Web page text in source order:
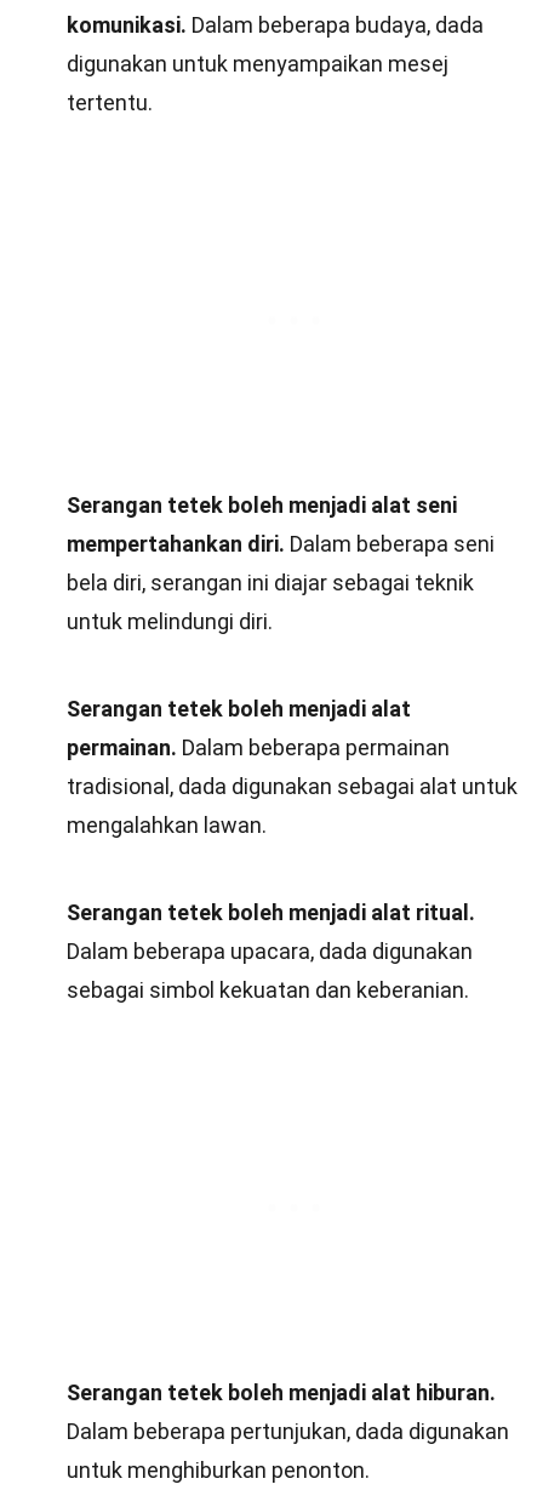
komunikasi. Dalam beberapa budaya, dada
digunakan untuk menyampaikan mesej
tertentu.
Serangan tetek boleh menjadi alat seni
mempertahankan diri. Dalam beberapa seni
bela diri, serangan ini diajar sebagai teknik
untuk melindungi diri.
Serangan tetek boleh menjadi alat
permainan. Dalam beberapa permainan
tradisional, dada digunakan sebagai alat untuk
mengalahkan lawan.
Serangan tetek boleh menjadi alat ritual.
Dalam beberapa upacara, dada digunakan
sebagai simbol kekuatan dan keberanian.
Serangan tetek boleh menjadi alat hiburan.
Dalam beberapa pertunjukan, dada digunakan
untuk menghiburkan penonton.